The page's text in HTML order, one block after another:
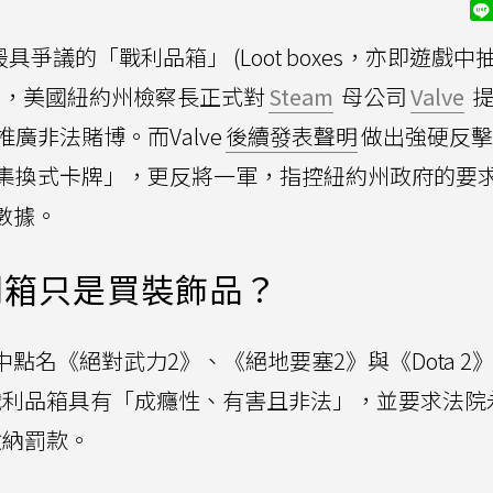
爭議的「戰利品箱」 (Loot boxes，亦即遊戲中
美國紐約州檢察長正式對Steam 母公司Valve
廣非法賭博。而Valve後續發表聲明做出強硬反
換式卡牌」，更反將一軍，指控紐約州政府的要
據。
只是買裝飾品？
名《絕對武力2》、《絕地要塞2》與《Dota 2
品箱具有「成癮性、有害且非法」，並要求法
罰款。